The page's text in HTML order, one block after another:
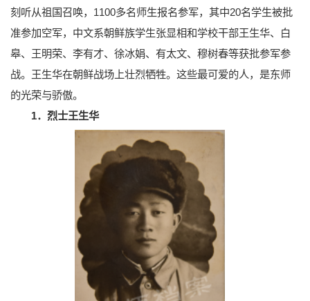
刻听从祖国召唤，1100多名师生报名参军，其中20名学生被批
准参加空军，中文系朝鲜族学生张显相和学校干部王生华、白
皋、王明荣、李有才、徐冰娟、有太文、穆树春等获批参军参
战。王生华在朝鲜战场上壮烈牺牲。这些最可爱的人，是东师
的光荣与骄傲。
1．烈士王生华